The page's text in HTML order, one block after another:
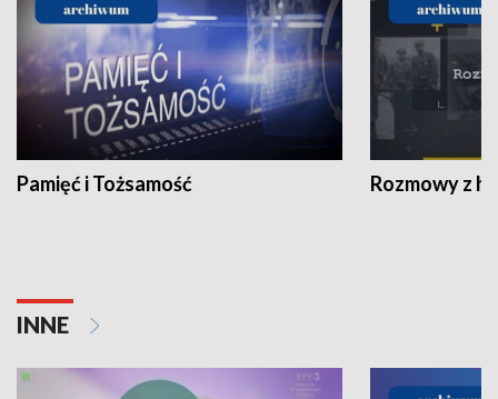
Pamięć i Tożsamość Rozmowy z
INNE